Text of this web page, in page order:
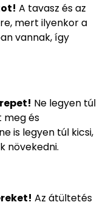
A tavasz és az
mert ilyenkor a
vannak, így
Ne legyen túl
meg és
is legyen túl kicsi,
növekedni.
Az átültetés